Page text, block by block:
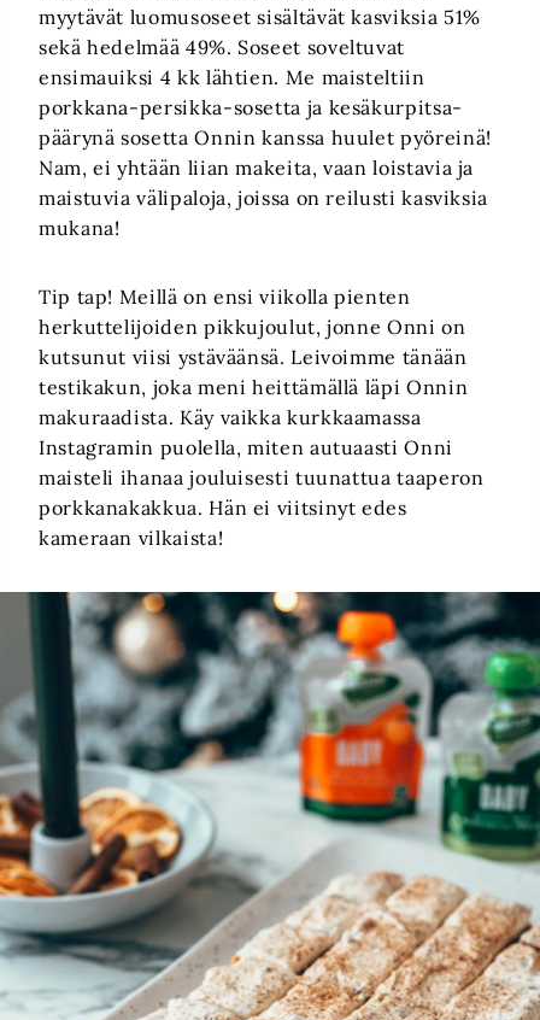
myytävät luomusoseet sisältävät kasviksia 51%
sekä hedelmää 49%. Soseet soveltuvat
ensimauiksi 4 kk lähtien. Me maisteltiin
porkkana-persikka-sosetta ja kesäkurpitsa-
päärynä sosetta Onnin kanssa huulet pyöreinä!
Nam, ei yhtään liian makeita, vaan loistavia ja
maistuvia välipaloja, joissa on reilusti kasviksia
mukana!
Tip tap! Meillä on ensi viikolla pienten
herkuttelijoiden pikkujoulut, jonne Onni on
kutsunut viisi ystäväänsä. Leivoimme tänään
testikakun, joka meni heittämällä läpi Onnin
makuraadista. Käy vaikka kurkkaamassa
Instagramin puolella, miten autuaasti Onni
maisteli ihanaa jouluisesti tuunattua taaperon
porkkanakakkua. Hän ei viitsinyt edes
kameraan vilkaista!